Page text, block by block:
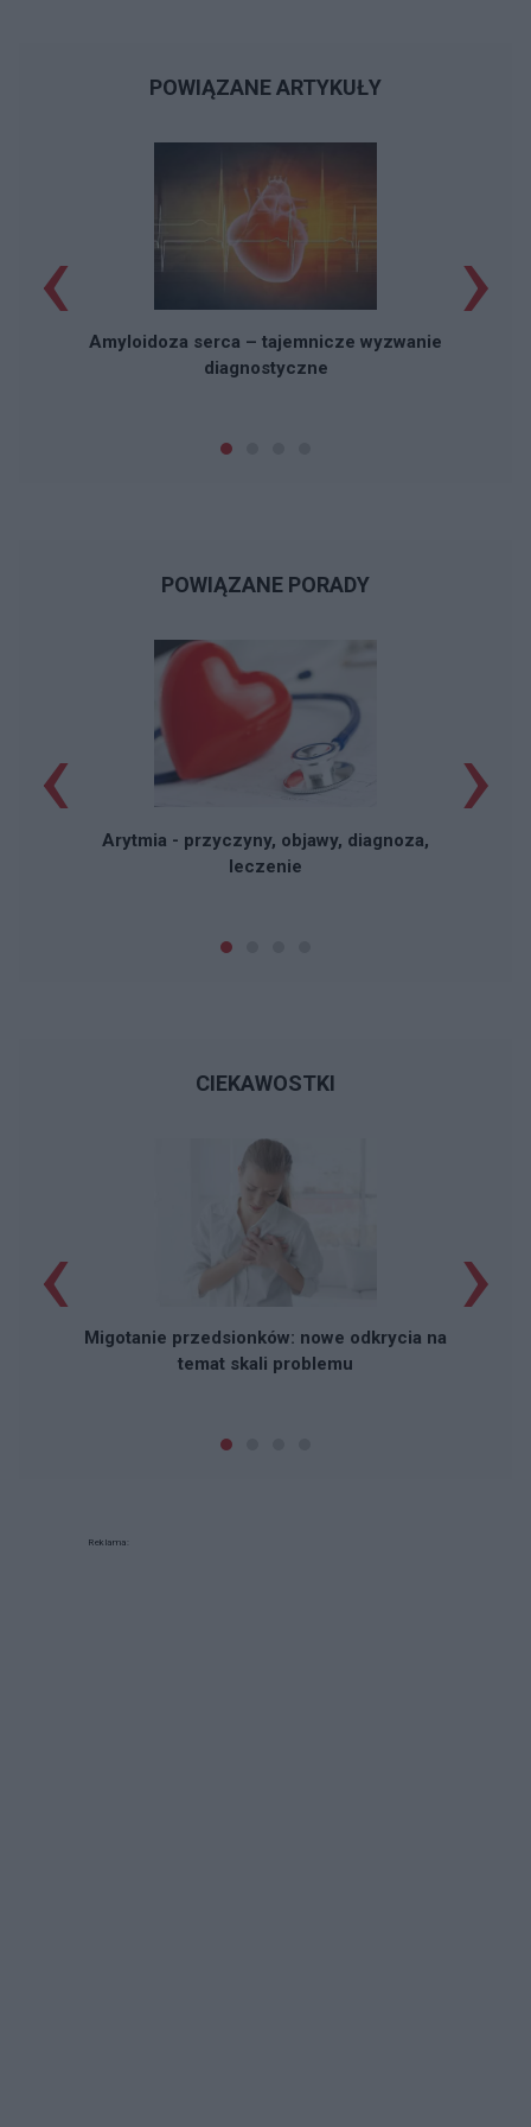
POWIĄZANE ARTYKUŁY
Amyloidoza serca – tajemnicze wyzwanie
diagnostyczne
‹ ›
POWIĄZANE PORADY
Arytmia - przyczyny, objawy, diagnoza,
leczenie
‹ ›
CIEKAWOSTKI
Migotanie przedsionków: nowe odkrycia na
temat skali problemu
‹ ›
Reklama: